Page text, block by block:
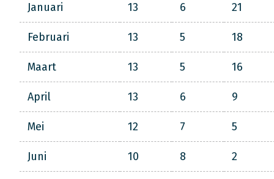
Januari 13 6 21
Februari 13 5 18
Maart 13 5 16
April 13 6 9
Mei 12 7 5
Juni 10 8 2